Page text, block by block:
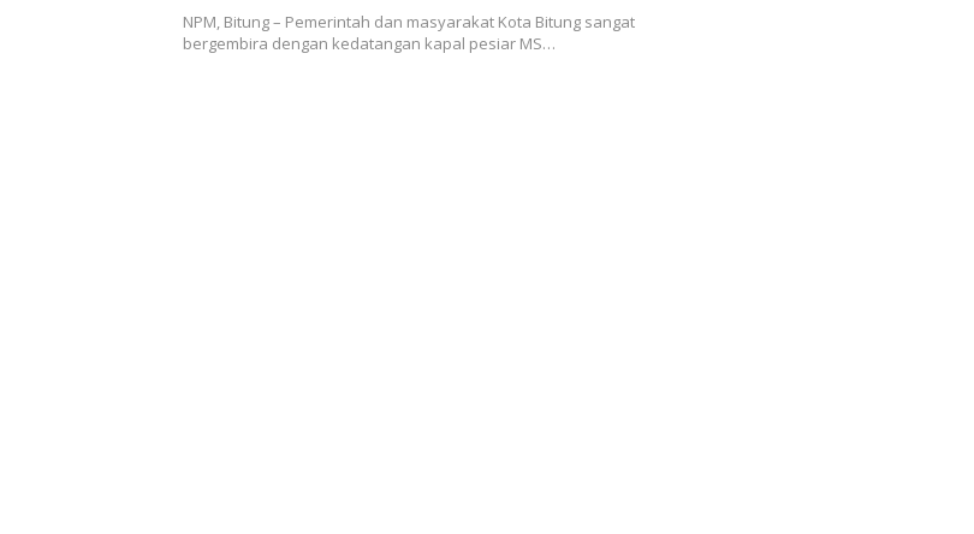
NPM, Bitung – Pemerintah dan masyarakat Kota Bitung sangat
bergembira dengan kedatangan kapal pesiar MS…